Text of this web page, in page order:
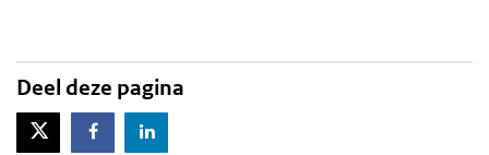
Deel deze pagina
X-TwitterFacebookLinkedIn